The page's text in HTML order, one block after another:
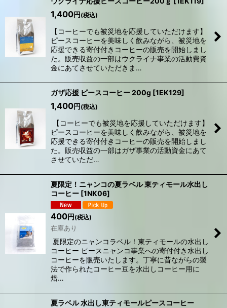
1,400円 (税込)
【コーヒーでも被災地を応援していただけます】
ピースコーヒーを美味しく飲みながら、被災地を
応援できる寄付付きコーヒーの販売を開始しまし
た。販売収益の一部はウクライナ事業の活動費資
金にあてさせていただきま…
ガザ応援 ピースコーヒー 200g [1EK129]
1,400円 (税込)
【コーヒーでも被災地を応援していただけます】
ピースコーヒーを美味しく飲みながら、被災地を
応援できる寄付付きコーヒーの販売を開始しまし
た。販売収益の一部はガザ事業の活動資金にあて
させていただ…
夏限定！ニャンコの夏ラベル 東ティモール水出し
コーヒー [1NK06]
400円 (税込)
在庫あり
夏限定のニャンコラベル！東ティモールの水出し
コーヒー ピースニャンコ事業への寄付付き水出し
コーヒーを販売いたします。丁寧に昔ながらの製
法で作られたコーヒー豆を水出しコーヒー用に
焙…
夏ラベル 水出し東ティモールピースコーヒー